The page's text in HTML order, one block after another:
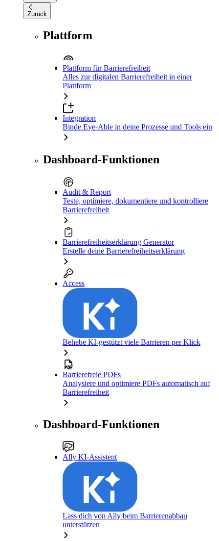
Zurück
Plattform
Plattform für Barrierefreiheit
Alles zur digitalen Barrierefreiheit in einer
Plattform
Integration
Binde Eye-Able in deine Prozesse und Tools ein
Dashboard-Funktionen
Audit & Report
Teste, optimiere, dokumentiere und kontrolliere
Barrierefreiheit
Barrierefreiheitserklärung Generator
Erstelle deine Barrierefreiheitserklärung
Access
Behebe KI-gestützt viele Barrieren per Klick
Barrierefreie PDFs
Analysiere und optimiere PDFs automatisch auf
Barrierefreiheit
Dashboard-Funktionen
Ally KI-Assistent
Lass dich von Ally beim Barrierenabbau
unterstützen